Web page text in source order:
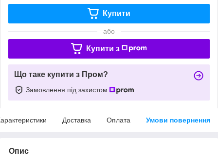
Купити
або
Купити з
Що таке купити з Пром?
Замовлення під захистом
Доставка Оплата Умови повернення
Опис